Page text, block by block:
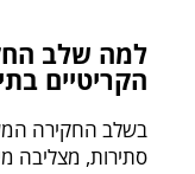
למה שלב
הקריטיים
בשלב החקירה
סתירות, מצליבה